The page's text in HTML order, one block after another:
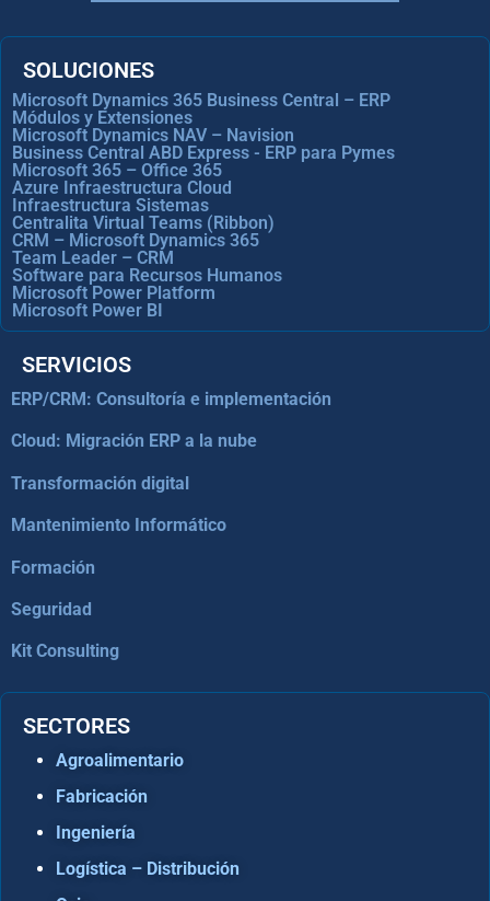
SOLUCIONES
Microsoft Dynamics 365 Business Central – ERP
Módulos y Extensiones
Microsoft Dynamics NAV – Navision
Business Central ABD Express - ERP para Pymes
Microsoft 365 – Office 365
Azure Infraestructura Cloud
Infraestructura Sistemas
Centralita Virtual Teams (Ribbon)
CRM – Microsoft Dynamics 365
Team Leader – CRM
Software para Recursos Humanos
Microsoft Power Platform
Microsoft Power BI
SERVICIOS
ERP/CRM: Consultoría e implementación
Cloud: Migración ERP a la nube
Transformación digital
Mantenimiento Informático
Formación
Seguridad
Kit Consulting
SECTORES
Agroalimentario
Fabricación
Ingeniería
Logística – Distribución